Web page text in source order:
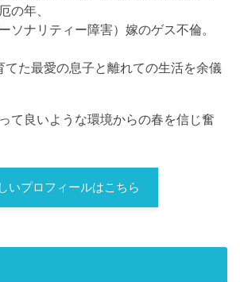
の年、
ソナリティー障害）嫁のゲス不倫。
てた最愛の息子と離れての生活を余儀
て良いような環境からの春を信じ奮
いプロフィールはこちら